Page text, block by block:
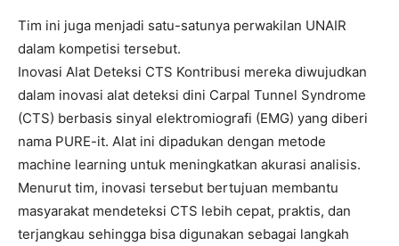
Tim ini juga menjadi satu-satunya perwakilan UNAIR
dalam kompetisi tersebut.
Inovasi Alat Deteksi CTS Kontribusi mereka diwujudkan
dalam inovasi alat deteksi dini Carpal Tunnel Syndrome
(CTS) berbasis sinyal elektromiografi (EMG) yang diberi
nama PURE-it. Alat ini dipadukan dengan metode
machine learning untuk meningkatkan akurasi analisis.
Menurut tim, inovasi tersebut bertujuan membantu
masyarakat mendeteksi CTS lebih cepat, praktis, dan
terjangkau sehingga bisa digunakan sebagai langkah